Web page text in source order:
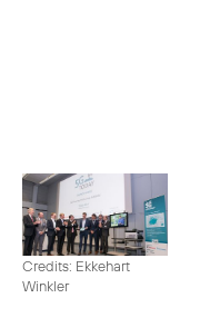
Credits: Ekkehart
Winkler